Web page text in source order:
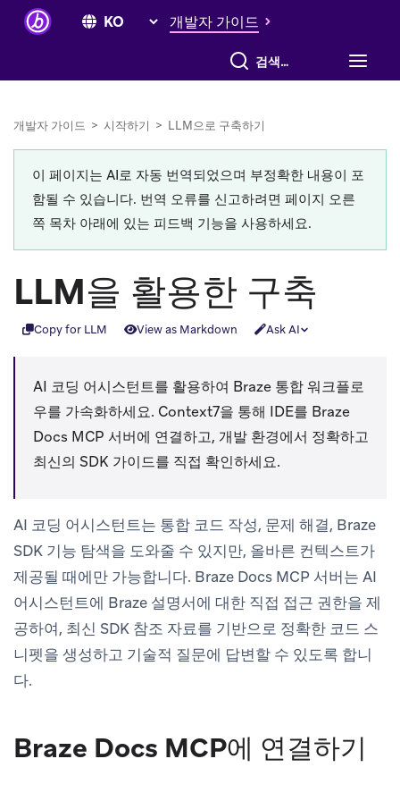
개발자 가이드
전체 검색
개발자 가이드 > 시작하기 > LLM으로 구축하기
이 페이지는 AI로 자동 번역되었으며 부정확한 내용이 포
함될 수 있습니다. 번역 오류를 신고하려면 페이지 오른
쪽 목차 아래에 있는 피드백 기능을 사용하세요.
LLM을 활용한 구축
Copy for LLM View as Markdown Ask AI
AI 코딩 어시스턴트를 활용하여 Braze 통합 워크플로
우를 가속화하세요. Context7을 통해 IDE를 Braze
Docs MCP 서버에 연결하고, 개발 환경에서 정확하고
최신의 SDK 가이드를 직접 확인하세요.
AI 코딩 어시스턴트는 통합 코드 작성, 문제 해결, Braze
SDK 기능 탐색을 도와줄 수 있지만, 올바른 컨텍스트가
제공될 때에만 가능합니다. Braze Docs MCP 서버는 AI
어시스턴트에 Braze 설명서에 대한 직접 접근 권한을 제
공하여, 최신 SDK 참조 자료를 기반으로 정확한 코드 스
니펫을 생성하고 기술적 질문에 답변할 수 있도록 합니
다.
Braze Docs MCP에 연결하기